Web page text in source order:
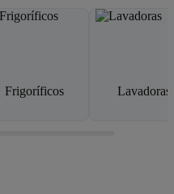
Frigoríficos Lavadoras